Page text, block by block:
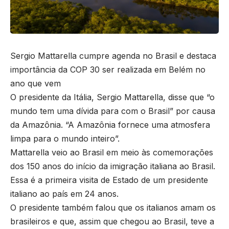
Sergio Mattarella cumpre agenda no Brasil e destaca
importância da COP 30 ser realizada em Belém no
ano que vem
O presidente da Itália, Sergio Mattarella, disse que “o
mundo tem uma dívida para com o Brasil” por causa
da Amazônia. “A Amazônia fornece uma atmosfera
limpa para o mundo inteiro”.
Mattarella veio ao Brasil em meio às comemorações
dos 150 anos do início da imigração italiana ao Brasil.
Essa é a primeira visita de Estado de um presidente
italiano ao país em 24 anos.
O presidente também falou que os italianos amam os
brasileiros e que, assim que chegou ao Brasil, teve a